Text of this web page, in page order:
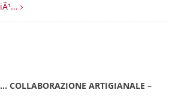
COLLABORAZIONE ARTIGIANALE –